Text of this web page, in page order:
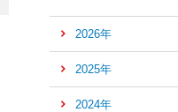
2026年
2025年
2024年